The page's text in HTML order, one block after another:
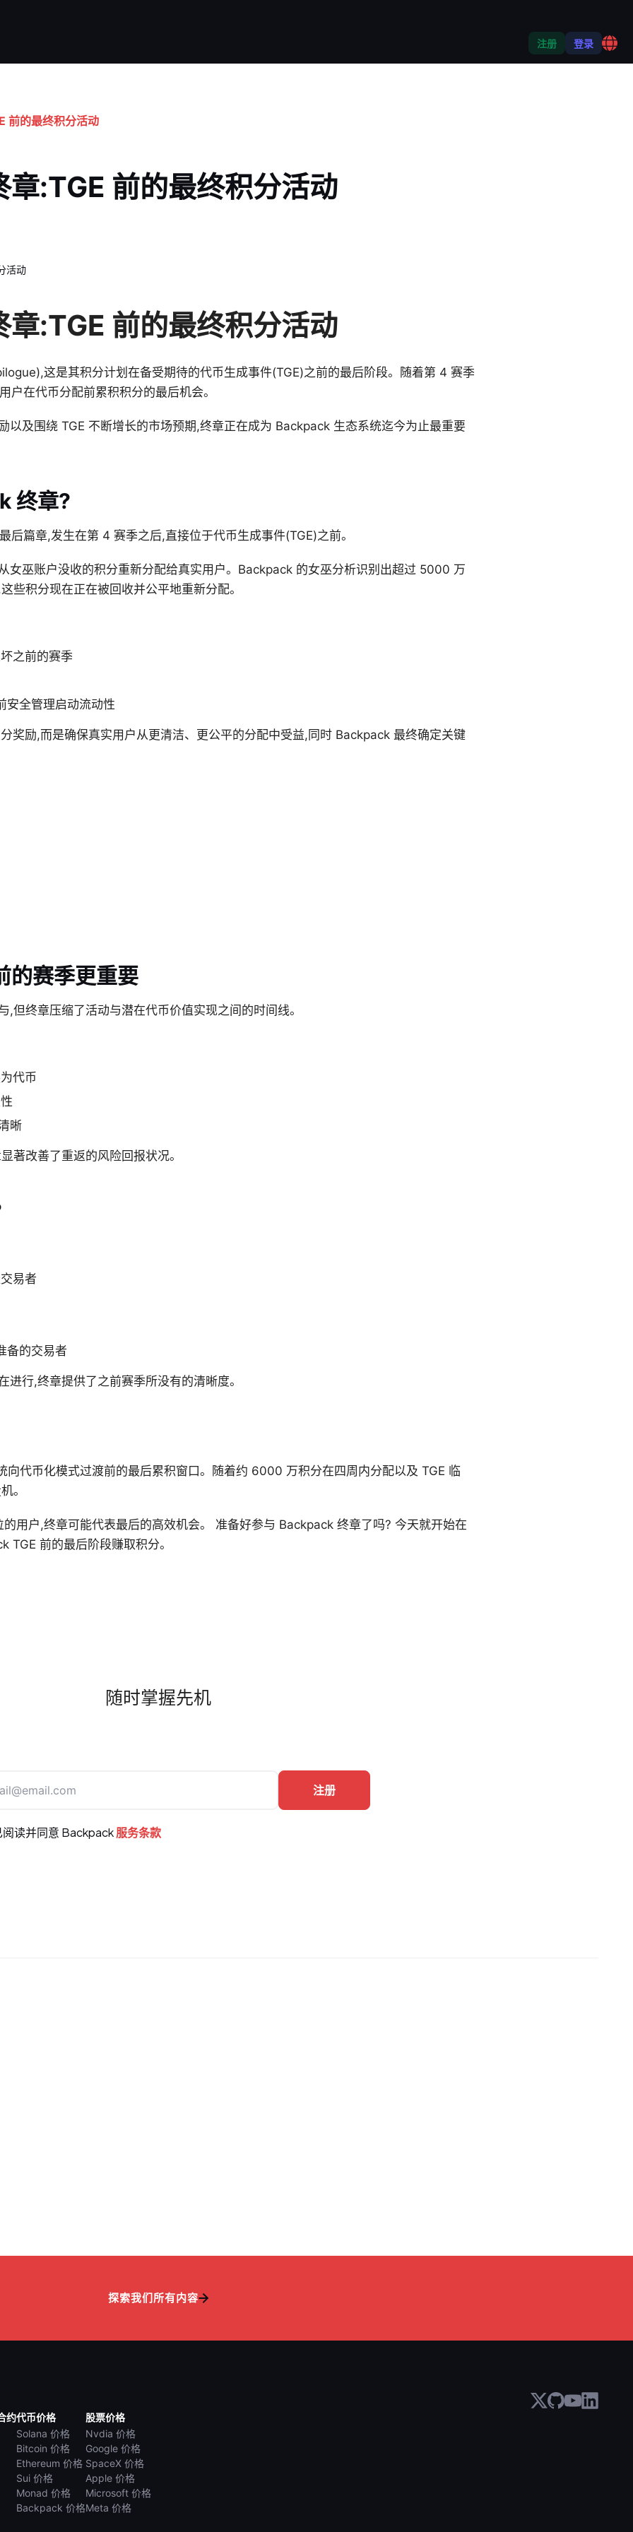
注册 登录
前的最终积分活动
:TGE 前的最终积分活动
:TGE 前的最终积分活动
这是其积分计划在备受期待的代币生成事件(TGE)之前的最后阶段。随着第 4 赛季
户在代币分配前累积积分的最后机会。
以及围绕 TGE 不断增长的市场预期,终章正在成为 Backpack 生态系统迄今为止最重要
终章?
后篇章,发生在第 4 赛季之后,直接位于代币生成事件(TGE)之前。
女巫账户没收的积分重新分配给真实用户。Backpack 的女巫分析识别出超过 5000 万
些积分现在正在被回收并公平地重新分配。
之前的赛季
安全管理启动流动性
奖励,而是确保真实用户从更清洁、更公平的分配中受益,同时 Backpack 最终确定关键
的赛季更重要
,但终章压缩了活动与潜在代币价值实现之间的时间线。
代币
晰
著改善了重返的风险回报状况。
易者
备的交易者
进行,终章提供了之前赛季所没有的清晰度。
向代币化模式过渡前的最后累积窗口。随着约 6000 万积分在四周内分配以及 TGE 临
。
用户,终章可能代表最后的高效机会。 准备好参与 Backpack 终章了吗? 今天就开始在
前的最后阶段赚取积分。
随时掌握先机
阅读并同意 Backpack服务条款
探索我们所有内容
约代币价格
Solana 价格
Bitcoin 价格
Ethereum 价格
Sui 价格
Monad 价格
Backpack 价格
股票价格
Nvdia 价格
Google 价格
SpaceX 价格
Apple 价格
Microsoft 价格
Meta 价格